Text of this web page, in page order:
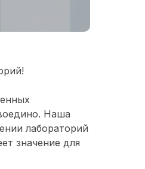
Наша
лабораторий
значение для